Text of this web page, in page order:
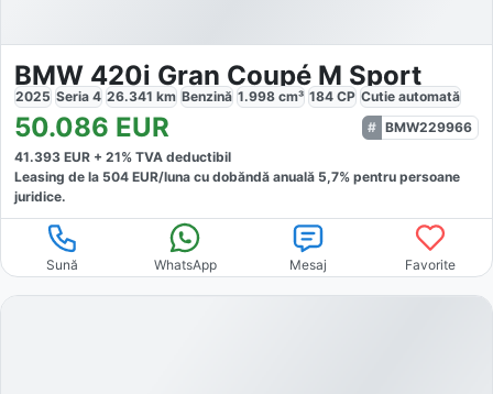
BMW 420i Gran Coupé M Sport
2025 Seria 4 26.341 km Benzină 1.998 cm³ 184 CP Cutie automată
50.086 EUR
BMW229966
41.393 EUR + 21% TVA deductibil
Leasing de la 504 EUR/luna cu dobăndă anuală 5,7% pentru persoane
juridice.
Sună WhatsApp Mesaj Favorite